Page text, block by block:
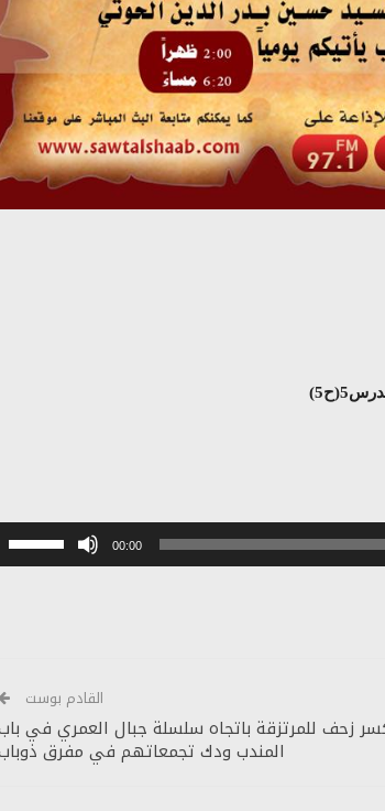
00:00
أو
القادم بوست
زحف للمرتزقة باتجاه سلسلة جبال العمري في
المندب ودك تجمعاتهم في مفرق